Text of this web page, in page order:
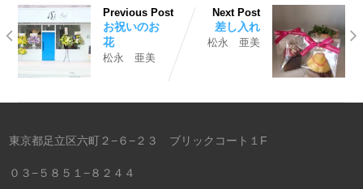
共
有
(新
し
い
ウ
ン
ウ
き
ま
ク
ッ
ク
し
て
だ
い
い
ウ
ン
ド
Previous Post
お祝いのお
花
松永 亜美
Next Post
差し入れ
松永 亜美
東京都足立区六町２−６−２３ ブリックコート１F
０３−５８５１−８２４４